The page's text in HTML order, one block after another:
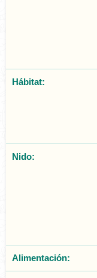
Hábitat:
Nido:
Alimentación: